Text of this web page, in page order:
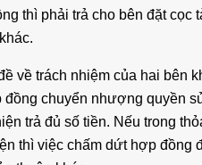
thì phải trả cho bên đặt
về trách nhiệm của hai bên
chuyển nhượng quyền
trả đủ số tiền. Nếu trong
thì việc chấm dứt hợp đồng